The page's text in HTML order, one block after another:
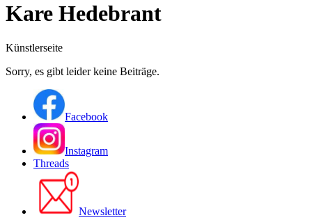
Kare Hedebrant
Künstlerseite
Sorry, es gibt leider keine Beiträge.
Facebook
Instagram
Threads
Newsletter